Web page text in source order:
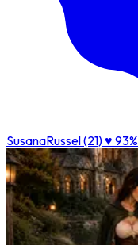
SusanaRussel (21)♥ 93%